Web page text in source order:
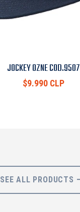
JOCKEY OZNE COD.9507
$9.990 CLP
SEE ALL PRODUCTS